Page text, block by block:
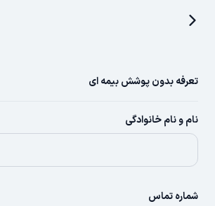
تعرفه بدون پوشش بیمه ای
نام و نام خانوادگی
شماره تماس